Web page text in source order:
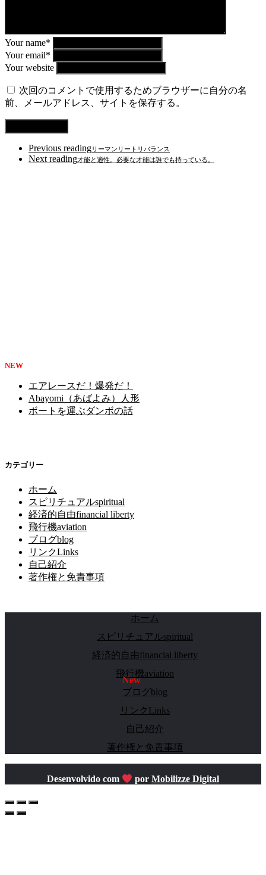
Your name*
Your email*
Your website
次回のコメントで使用するためブラウザーに自分の名
前、メールアドレス、サイトを保存する。
Previous readingリーマンリートリバランス
Next reading才能と適性。必要な才能は誰でも持っている。
NEW
エアレースだ！爆発だ！
Abayomi（あばよみ）人形
ボートを運ぶダンボの話
カテゴリー
ホーム
スピリチュアルspiritual
経済的自由financial liberty
飛行機aviation
ブログblog
リンクLinks
自己紹介
著作権と免責事項
ホーム
スピリチュアルspiritual
経済的自由financial liberty
飛行機aviation
ブログblog
リンクLinks
自己紹介
著作権と免責事項
Desenvolvido com porMobilizze Digital